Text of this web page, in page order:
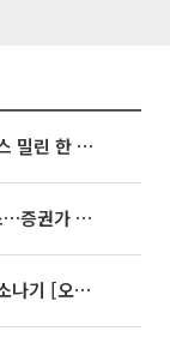
[베스트&워스트] 삼성전자·SK하이닉스 밀린 한 주…상상인증권은 85% 급등
'불안과 기대 사이' 널뛰는 SK하이닉스…증권가 "HBM4·LTA 기반 펀터멘털 견고"
35도 안팎 무더위 이어져…전국 곳곳 소나기 [오늘 날씨]